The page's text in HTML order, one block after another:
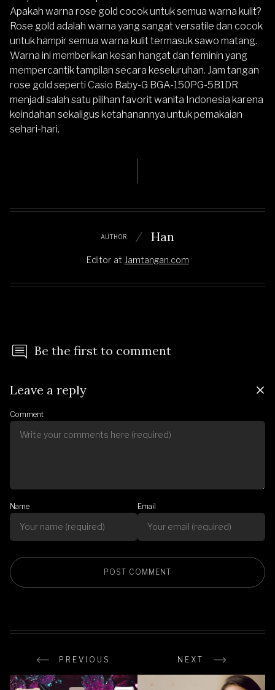
Apakah warna rose gold cocok untuk semua warna kulit?
Rose gold adalah warna yang sangat versatile dan cocok
untuk hampir semua warna kulit termasuk sawo matang.
Warna ini memberikan kesan hangat dan feminin yang
mempercantik tampilan secara keseluruhan. Jam tangan
rose gold seperti Casio Baby-G BGA-150PG-5B1DR
menjadi salah satu pilihan favorit wanita Indonesia karena
keindahan sekaligus ketahanannya untuk pemakaian
sehari-hari.
AUTHOR Han
Editor at Jamtangan.com
Be the first to comment
Leave a reply
Comment
Name Email
PREVIOUS NEXT